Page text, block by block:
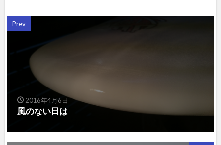
Prev
2016年4月6日
風のない日は